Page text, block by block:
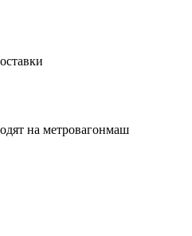
на метровагонмаш